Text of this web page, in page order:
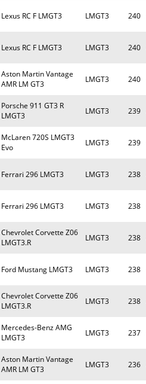
Lexus RC F LMGT3 LMGT3 240
Lexus RC F LMGT3 LMGT3 240
Aston Martin Vantage
AMR LM GT3
LMGT3 240
Porsche 911 GT3 R
LMGT3
LMGT3 239
McLaren 720S LMGT3
Evo
LMGT3 239
Ferrari 296 LMGT3 LMGT3 238
Ferrari 296 LMGT3 LMGT3 238
Chevrolet Corvette Z06
LMGT3.R
LMGT3 238
Ford Mustang LMGT3 LMGT3 238
Chevrolet Corvette Z06
LMGT3.R
LMGT3 238
Mercedes-Benz AMG
LMGT3
LMGT3 237
Aston Martin Vantage
AMR LM GT3
LMGT3 236